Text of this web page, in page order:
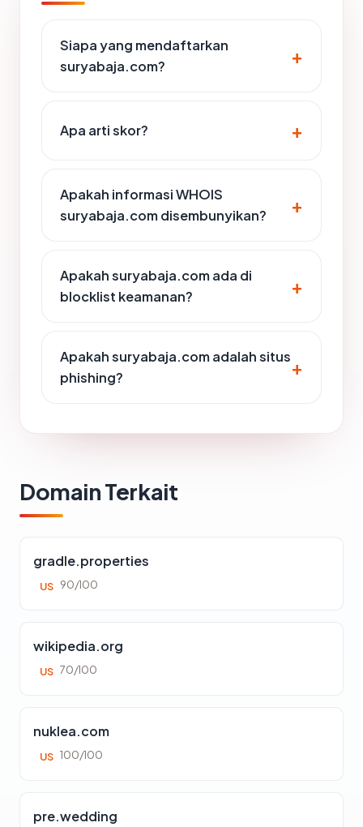
Siapa yang mendaftarkan
suryabaja.com?
Apa arti skor?
Apakah informasi WHOIS
suryabaja.com disembunyikan?
Apakah suryabaja.com ada di
blocklist keamanan?
Apakah suryabaja.com adalah situs
phishing?
Domain Terkait
gradle.properties
US 90/100
wikipedia.org
US 70/100
nuklea.com
US 100/100
pre.wedding